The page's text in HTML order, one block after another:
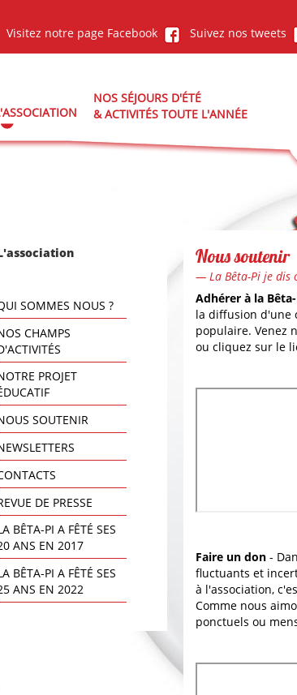
Visitez notre page Facebook
Suivez nos tweets
NOS SÉJOURS D'ÉTÉ
& ACTIVITÉS TOUTE L'ANNÉE
SOMMES NOUS ?
CHAMPS
PROJET
SOUTENIR
DE PRESSE
BÊTA-PI A FÊTÉ SES
ANS EN 2017
BÊTA-PI A FÊTÉ SES
ANS EN 2022
Nous soutenir
— La Bêta-Pi je dis
Adhérer à la
la diffusion d'une
populaire. Venez
ou cliquez sur le
Faire un don -
fluctuants et
à l'association,
Comme nous
ponctuels ou